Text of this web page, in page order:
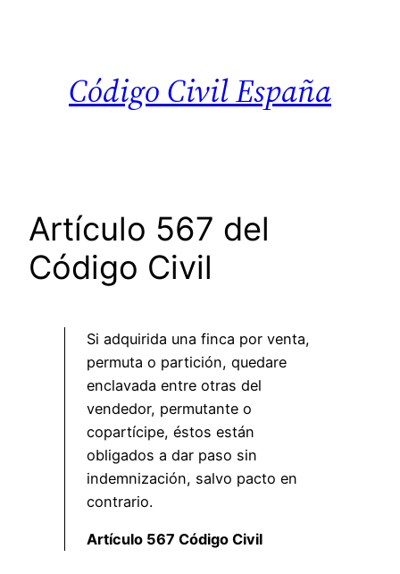
Código Civil España
Artículo 567 del
Código Civil
Si adquirida una finca por venta,
permuta o partición, quedare
enclavada entre otras del
vendedor, permutante o
copartícipe, éstos están
obligados a dar paso sin
indemnización, salvo pacto en
contrario.
Artículo 567 Código Civil